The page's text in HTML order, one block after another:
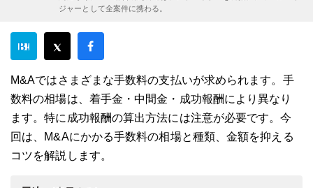
ジャーとして全案件に携わる。
M&Aではさまざまな手数料の支払いが求められます。手
数料の相場は、着手金・中間金・成功報酬により異なり
ます。特に成功報酬の算出方法には注意が必要です。今
回は、M&Aにかかる手数料の相場と種類、金額を抑える
コツを解説します。